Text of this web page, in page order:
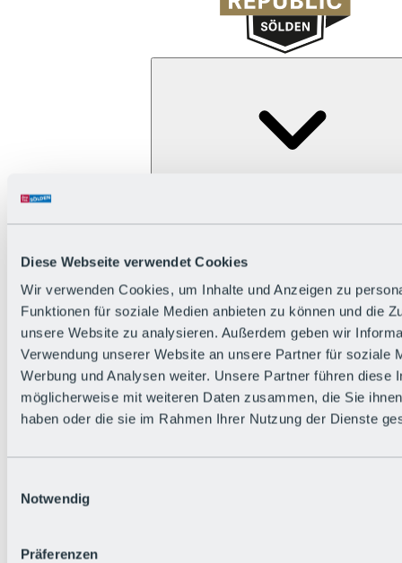
Diese Webseite verwendet Cookies
Wir verwenden Cookies, um Inhalte und Anzeigen zu
Funktionen für soziale Medien anbieten zu können und die
unsere Website zu analysieren. Außerdem geben wir
Verwendung unserer Website an unsere Partner für soziale
Werbung und Analysen weiter. Unsere Partner führen diese
möglicherweise mit weiteren Daten zusammen, die Sie
haben oder die sie im Rahmen Ihrer Nutzung der Dienste
Notwendig
Präferenzen
Alle Live-Infos
Wetter
Hüttenstatus
Livecams
Urlaubsregion